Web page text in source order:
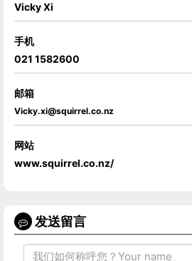
Vicky Xi
手机
021 1582600
邮箱
Vicky.xi@squirrel.co.nz
网站
www.squirrel.co.nz/
发送留言